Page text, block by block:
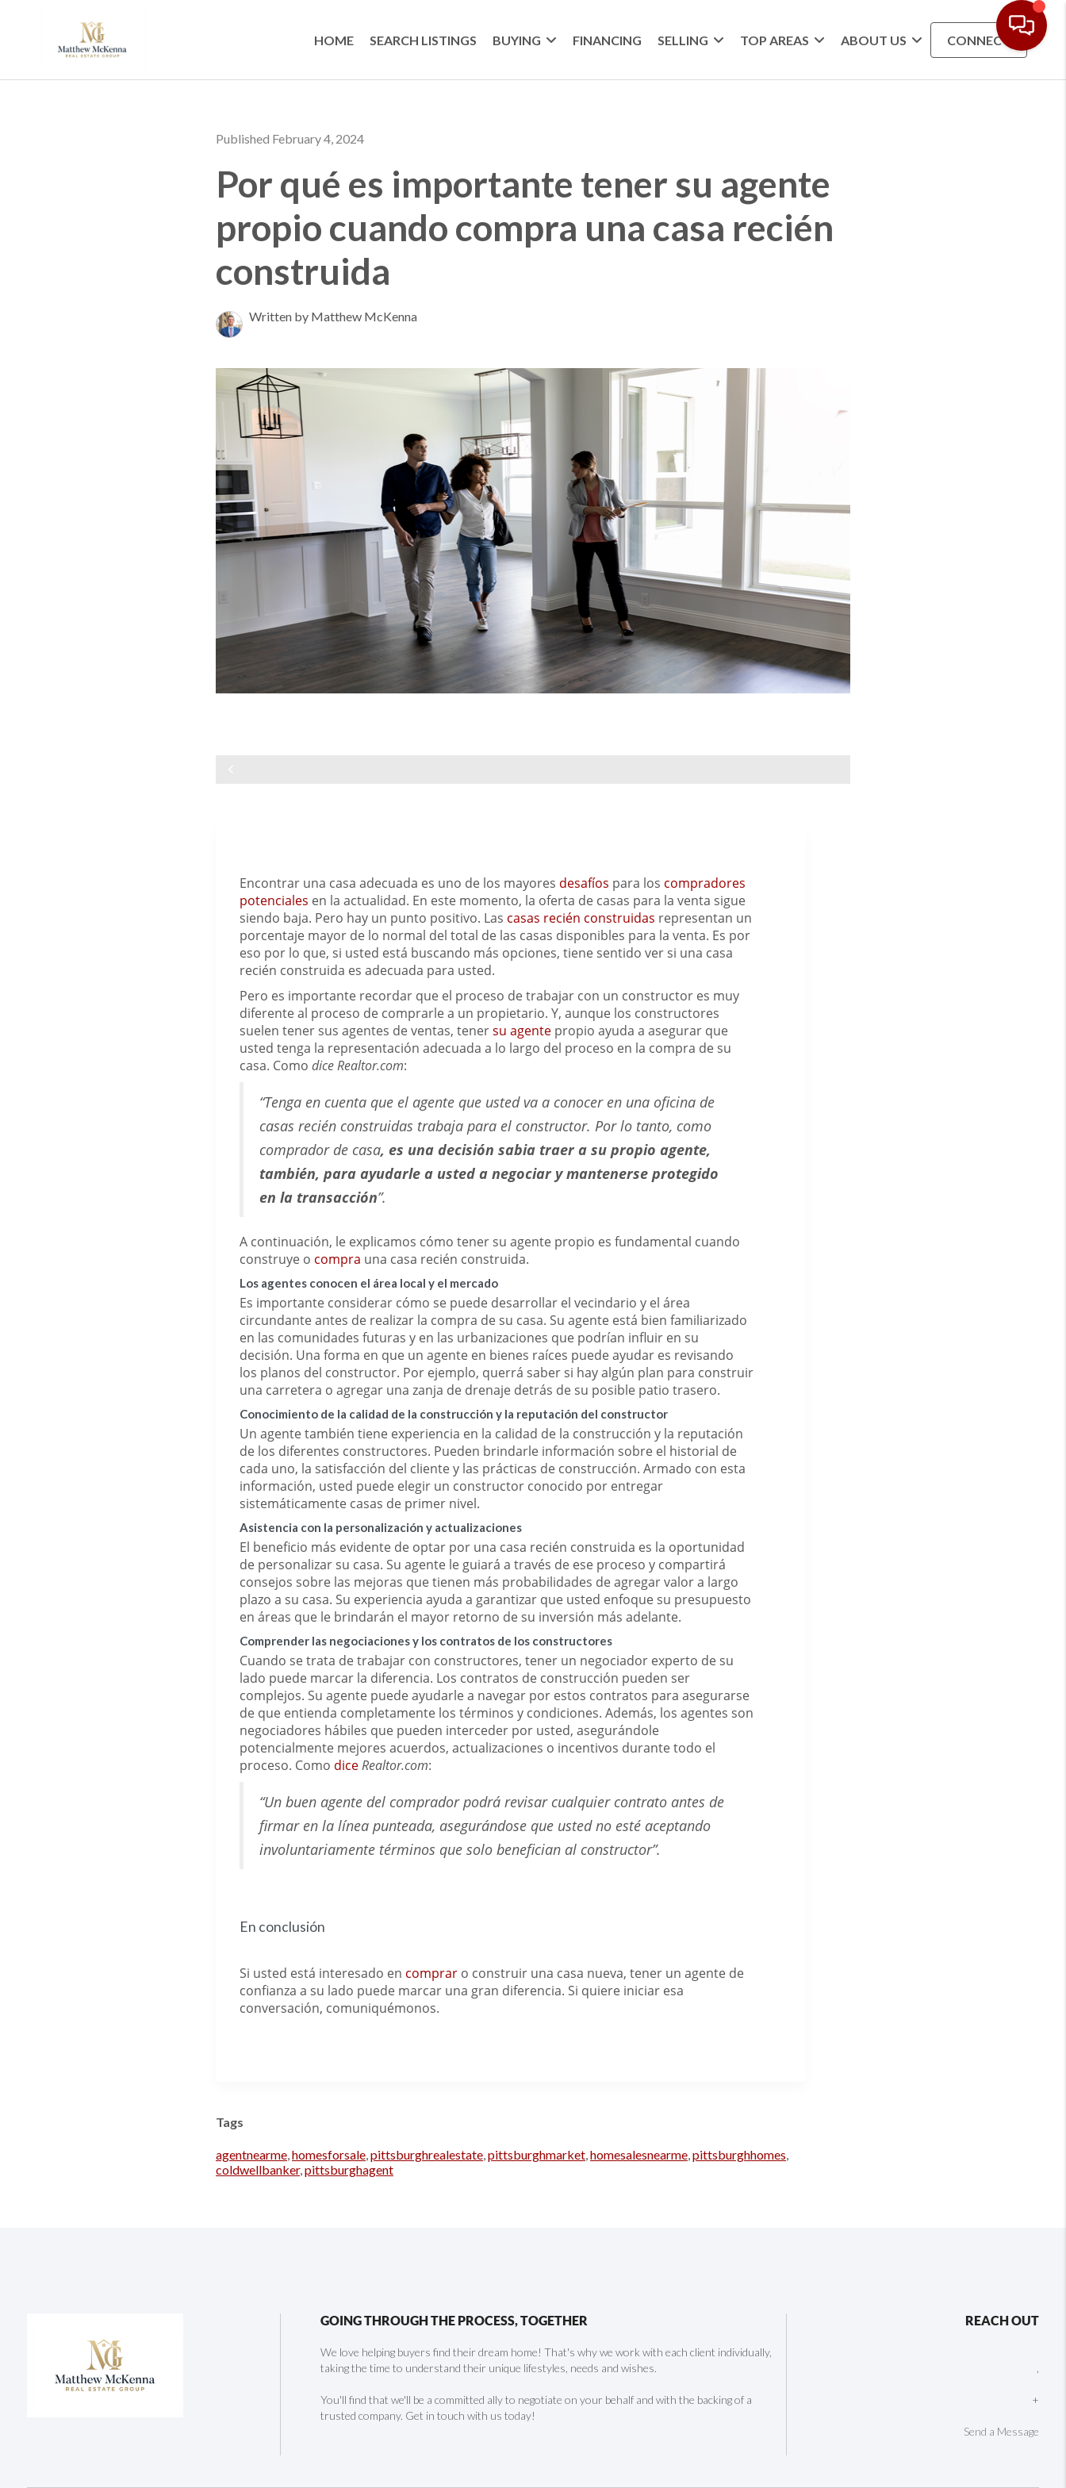
HOME SEARCH LISTINGS BUYING FINANCING SELLING TOP AREAS ABOUT US CONNECT
Published February 4, 2024
Por qué es importante tener su agente
propio cuando compra una casa recién
construida
Written by Matthew McKenna
Encontrar una casa adecuada es uno de los mayores desafíos para los compradores
potenciales en la actualidad. En este momento, la oferta de casas para la venta sigue
siendo baja. Pero hay un punto positivo. Las casas recién construidas representan un
porcentaje mayor de lo normal del total de las casas disponibles para la venta. Es por
eso por lo que, si usted está buscando más opciones, tiene sentido ver si una casa
recién construida es adecuada para usted.
Pero es importante recordar que el proceso de trabajar con un constructor es muy
diferente al proceso de comprarle a un propietario. Y, aunque los constructores
suelen tener sus agentes de ventas, tenersu agente propio ayuda a asegurar que
usted tenga la representación adecuada a lo largo del proceso en la compra de su
casa. Como diceRealtor.com:
“Tenga en cuenta que el agente que usted va a conocer en una oficina de
casas recién construidas trabaja para el constructor. Por lo tanto, como
comprador de casa, es una decisión sabia traer a su propio agente,
también, para ayudarle a usted a negociar y mantenerse protegido
en la transacción”.
A continuación, le explicamos cómo tener su agente propio es fundamental cuando
construye o compra una casa recién construida.
Los agentes conocen el área local y el mercado
Es importante considerar cómo se puede desarrollar el vecindario y el área
circundante antes de realizar la compra de su casa. Su agente está bien familiarizado
en las comunidades futuras y en las urbanizaciones que podrían influir en su
decisión. Una forma en que un agente en bienes raíces puede ayudar es revisando
los planos del constructor. Por ejemplo, querrá saber si hay algún plan para construir
una carretera o agregar una zanja de drenaje detrás de su posible patio trasero.
Conocimiento de la calidad de la construcción y la reputación del constructor
Un agente también tiene experiencia en la calidad de la construcción y la reputación
de los diferentes constructores. Pueden brindarle información sobre el historial de
cada uno, la satisfacción del cliente y las prácticas de construcción. Armado con esta
información, usted puede elegir un constructor conocido por entregar
sistemáticamente casas de primer nivel.
Asistencia con la personalización y actualizaciones
El beneficio más evidente de optar por una casa recién construida es la oportunidad
de personalizar su casa. Su agente le guiará a través de ese proceso y compartirá
consejos sobre las mejoras que tienen más probabilidades de agregar valor a largo
plazo a su casa. Su experiencia ayuda a garantizar que usted enfoque su presupuesto
en áreas que le brindarán el mayor retorno de su inversión más adelante.
Comprender las negociaciones y los contratos de los constructores
Cuando se trata de trabajar con constructores, tener un negociador experto de su
lado puede marcar la diferencia. Los contratos de construcción pueden ser
complejos. Su agente puede ayudarle a navegar por estos contratos para asegurarse
de que entienda completamente los términos y condiciones. Además, los agentes son
negociadores hábiles que pueden interceder por usted, asegurándole
potencialmente mejores acuerdos, actualizaciones o incentivos durante todo el
proceso. Como diceRealtor.com:
“Un buen agente del comprador podrá revisar cualquier contrato antes de
firmar en la línea punteada, asegurándose que usted no esté aceptando
involuntariamente términos que solo benefician al constructor”.
En conclusión
Si usted está interesado en comprar o construir una casa nueva, tener un agente de
confianza a su lado puede marcar una gran diferencia. Si quiere iniciar esa
conversación, comuniquémonos.
Tags
agentnearme,homesforsale,pittsburghrealestate,pittsburghmarket,homesalesnearme,pittsburghhomes,
coldwellbanker,pittsburghagent
GOING THROUGH THE PROCESS, TOGETHER
We love helping buyers find their dream home! That's why we work with each client individually,
taking the time to understand their unique lifestyles, needs and wishes.
You'll find that we'll be a committed ally to negotiate on your behalf and with the backing of a
trusted company. Get in touch with us today!
REACH OUT
+
Send a Message